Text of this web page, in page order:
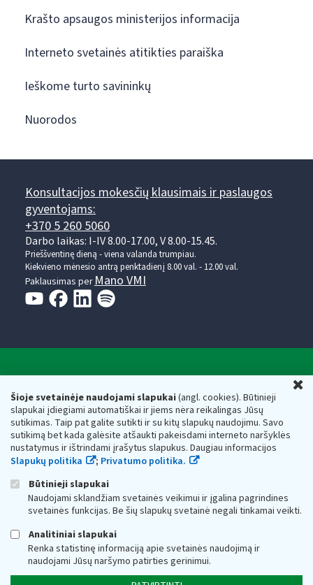
Šioje svetainėje naudojami slapukai(angl. cookies). Būtinieji
slapukai įdiegiami automatiškai ir jiems nėra reikalingas Jūsų
sutikimas. Taip pat galite sutikti ir su kitų slapukų naudojimu. Savo
sutikimą bet kada galėsite atšaukti pakeisdami interneto naršyklės
nustatymus ir ištrindami įrašytus slapukus. Daugiau informacijos
Slapukų politika
; Privatumo politika.
Būtinieji slapukai
Naudojami sklandžiam svetainės veikimui ir įgalina pagrindines
svetainės funkcijas. Be šių slapukų svetainė negali tinkamai veikti.
Analitiniai slapukai
Renka statistinę informaciją apie svetainės naudojimą ir
naudojami Jūsų naršymo patirties gerinimui.
Krašto apsaugos ministerijos informacija
Interneto svetainės atitikties paraiška
Ieškome turto savininkų
Nuorodos
Konsultacijos mokesčių klausimais ir paslaugos
gyventojams:
+370 5 260 5060
Darbo laikas: I-IV 8.00-17.00, V 8.00-15.45.
Prieššventinę dieną - viena valanda trumpiau.
Kiekvieno mėnesio antrą penktadienį 8.00 val. - 12.00 val.
Paklausimas perMano VMI
Valstybinė mokesčių inspekcija prie Lietuvos
Respublikos finansų ministerijos
Biudžetinė įstaiga. Juridinio asmens kodas — 188659752,
adresas: Vasario 16-osios g. 14, 01107 Vilnius, Lietuva, el.paštas:
vmi@vmi.lt , E. pristatymo dėžutės adresas 188659752
Duomenys apie Valstybinę mokesčių inspekciją prie Lietuvos
Respublikos finansų ministerijos kaupiami ir saugomi Juridinių